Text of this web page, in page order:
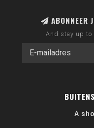
ABONNEER
And stay up to
A